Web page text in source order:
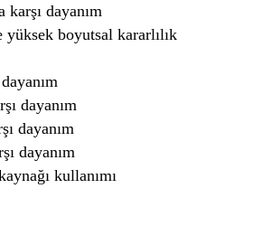
dayanım
yüksek boyutsal kararlılık
dayanım
dayanım
dayanım
kullanımı